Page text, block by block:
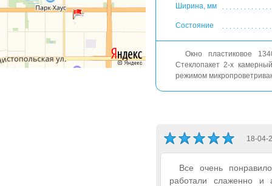
Ширина, мм
Состояние
Окно пластиковое
Стеклопакет 2-х
режимом
18-04-
Все очень
работали слаженно и